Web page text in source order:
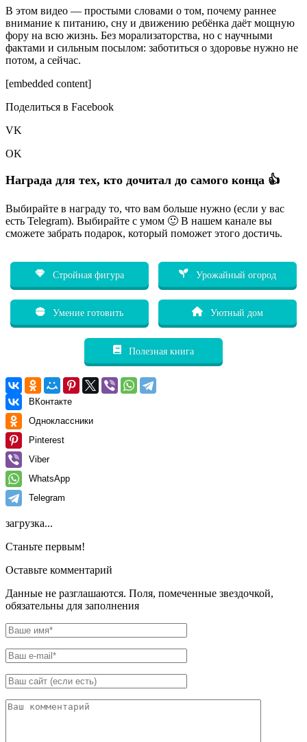
В этом видео — простыми словами о том, почему раннее
внимание к питанию, сну и движению ребёнка даёт мощную
фору на всю жизнь. Без морализаторства, но с научными
фактами и сильным посылом: заботиться о здоровье нужно не
потом, а сейчас.
[embedded content]
Поделиться в Facebook
VK
OK
Награда для тех, кто дочитал до самого конца 👍
Выбирайте в награду то, что вам больше нужно (если у вас
есть Telegram). Выбирайте с умом 🙂 В нашем канале вы
сможете забрать подарок, который поможет этого достичь.
Стройная фигура Урожайный огород
Умение готовить Уютный дом
Полезная книга
ВКонтакте
Одноклассники
Pinterest
Viber
WhatsApp
Telegram
загрузка...
Станьте первым!
Оставьте комментарий
Данные не разглашаются. Поля, помеченные звездочкой,
обязательны для заполнения